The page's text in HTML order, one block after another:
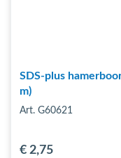
SDS-plus
m)
Art. G60621
€ 2,75